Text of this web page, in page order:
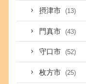
摂津市 (13)
門真市 (43)
守口市 (52)
枚方市 (25)